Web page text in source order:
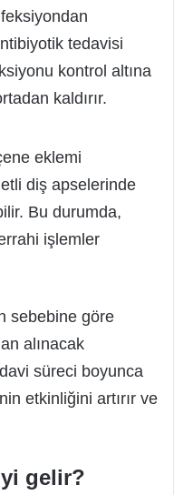
tedavisi
kontrol altına
kaldırır.
eklemi
diş apselerinde
Bu durumda,
işlemler
sebebine göre
alınacak
süreci boyunca
etkinliğini artırır ve
gelir?